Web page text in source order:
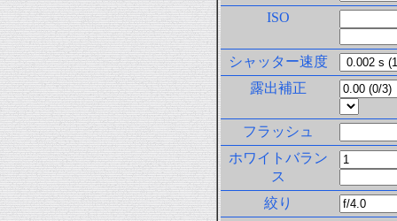
ISO
シャッター速度
露出補正
フラッシュ
ホワイトバラン
ス
絞り